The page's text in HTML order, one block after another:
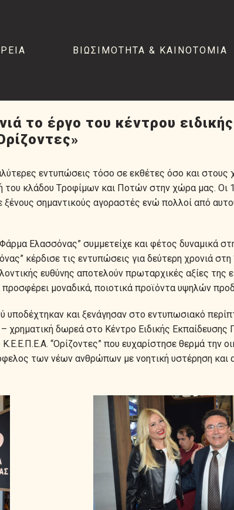
ΒΙΩΣΙΜΟΤΗΤΑ & ΚΑΙΝΟΤΟΜΙΑ
το έργο του κέντρου ειδικής
εντυπώσεις τόσο σε εκθέτες όσο και στους
του κλάδου Tροφίμων και Ποτών στην χώρα μας. Οι
σημαντικούς αγοραστές ενώ πολλοί από
Ελασσόνας” συμμετείχε και φέτος δυναμικά
κέρδισε τις εντυπώσεις για δεύτερη χρονιά στη
ευθύνης αποτελούν πρωταρχικές αξίες της
μοναδικά, ποιοτικά προϊόντα υψηλών
υποδέχτηκαν και ξενάγησαν στο εντυπωσιακό
χρηματική δωρεά στο Κέντρο Ειδικής Εκπαίδευσης
“Ορίζοντες” που ευχαρίστησε θερμά την
των νέων ανθρώπων με νοητική υστέρηση και